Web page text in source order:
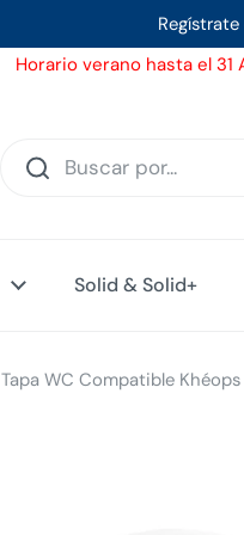
Horario verano hasta el
Solid & Solid+
Tapa WC Compatible